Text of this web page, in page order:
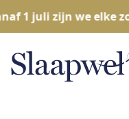
1 juli zijn we elke